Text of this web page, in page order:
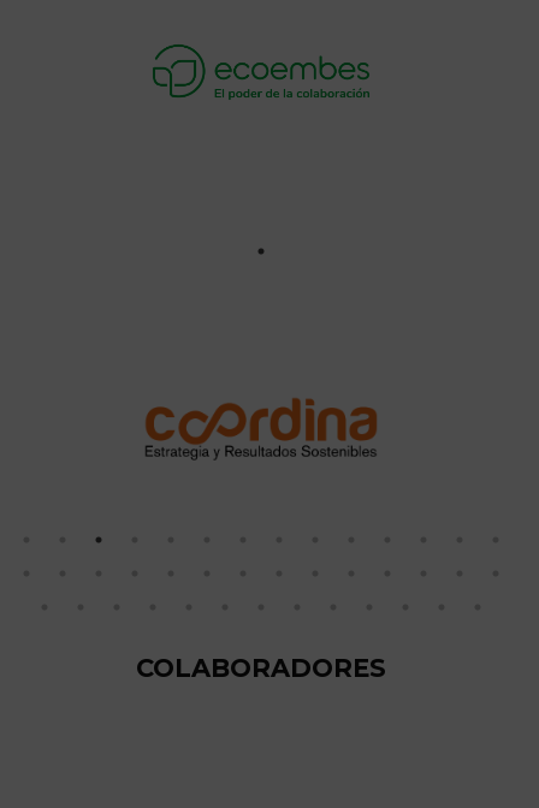
COLABORADORES